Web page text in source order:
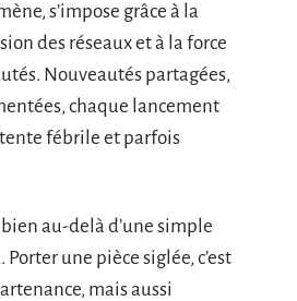
s’impose grâce à la
des réseaux et à la force
Nouveautés partagées,
chaque lancement
fébrile et parfois
au-delà d’une simple
une pièce siglée, c’est
mais aussi